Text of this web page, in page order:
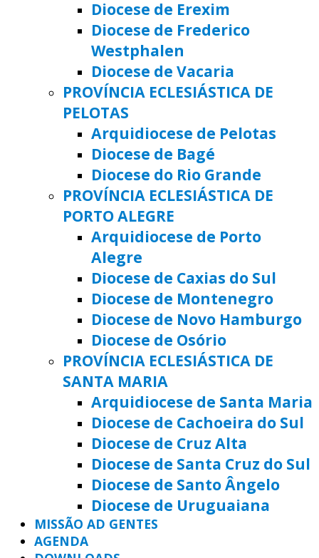
Diocese de Erexim
Diocese de Frederico
Westphalen
Diocese de Vacaria
PROVÍNCIA ECLESIÁSTICA DE
PELOTAS
Arquidiocese de Pelotas
Diocese de Bagé
Diocese do Rio Grande
PROVÍNCIA ECLESIÁSTICA DE
PORTO ALEGRE
Arquidiocese de Porto
Alegre
Diocese de Caxias do Sul
Diocese de Montenegro
Diocese de Novo Hamburgo
Diocese de Osório
PROVÍNCIA ECLESIÁSTICA DE
SANTA MARIA
Arquidiocese de Santa Maria
Diocese de Cachoeira do Sul
Diocese de Cruz Alta
Diocese de Santa Cruz do Sul
Diocese de Santo Ângelo
Diocese de Uruguaiana
MISSÃO AD GENTES
AGENDA